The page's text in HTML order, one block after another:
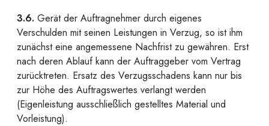
3.6. Gerät der Auftragnehmer durch eigenes
Verschulden mit seinen Leistungen in Verzug, so ist ihm
zunächst eine angemessene Nachfrist zu gewähren. Erst
nach deren Ablauf kann der Auftraggeber vom Vertrag
zurücktreten. Ersatz des Verzugsschadens kann nur bis
zur Höhe des Auftragswertes verlangt werden
(Eigenleistung ausschließlich gestelltes Material und
Vorleistung).